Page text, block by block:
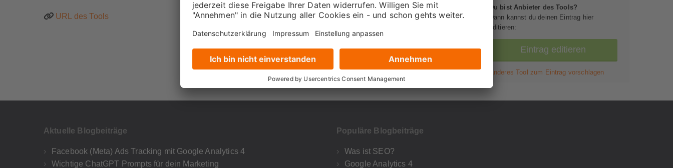
URL des Tools
Du bist Anbieter des Tools?
Dann kannst du deinen Eintrag hier
editieren:
Eintrag editieren
Anderes Tool zum Eintrag vorschlagen
Aktuelle Blogbeiträge
Facebook (Meta) Ads Tracking mit Google Analytics 4
Wichtige ChatGPT Prompts für dein Marketing
Populäre Blogbeiträge
Was ist SEO?
Google Analytics 4